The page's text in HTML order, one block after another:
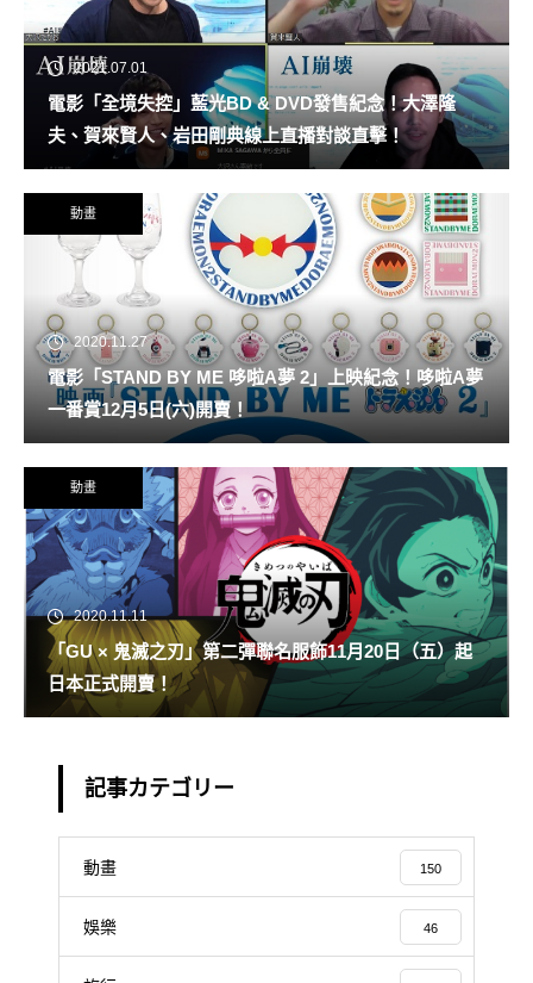
2021.07.01
電影「全境失控」藍光BD & DVD發售紀念！大澤隆
夫、賀來賢人、岩田剛典線上直播對談直擊！
動畫
2020.11.27
電影「STAND BY ME 哆啦A夢 2」上映紀念！哆啦A夢
一番賞12月5日(六)開賣！
動畫
2020.11.11
「GU × 鬼滅之刃」第二彈聯名服飾11月20日（五）起
日本正式開賣！
記事カテゴリー
動畫 150
娛樂 46